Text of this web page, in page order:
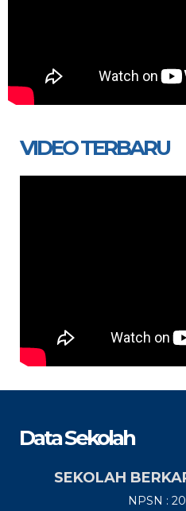
VIDEO TERBARU
Data Sekolah
SEKOLAH
NPSN :